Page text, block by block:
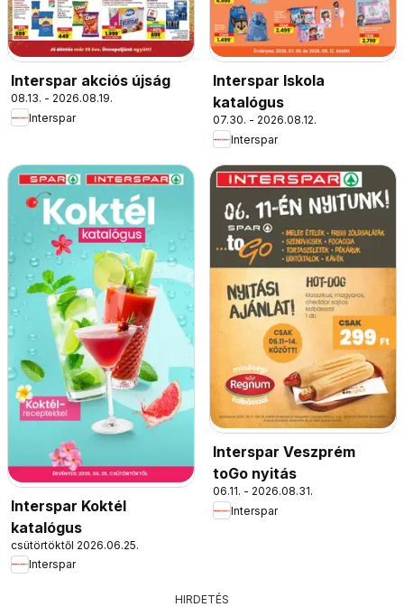
Interspar akciós újság
08.13. - 2026.08.19.
Interspar
Interspar Iskola
katalógus
07.30. - 2026.08.12.
Interspar
Interspar Koktél
katalógus
csütörtöktől 2026.06.25.
Interspar
Interspar Veszprém
toGo nyitás
06.11. - 2026.08.31.
Interspar
HIRDETÉS